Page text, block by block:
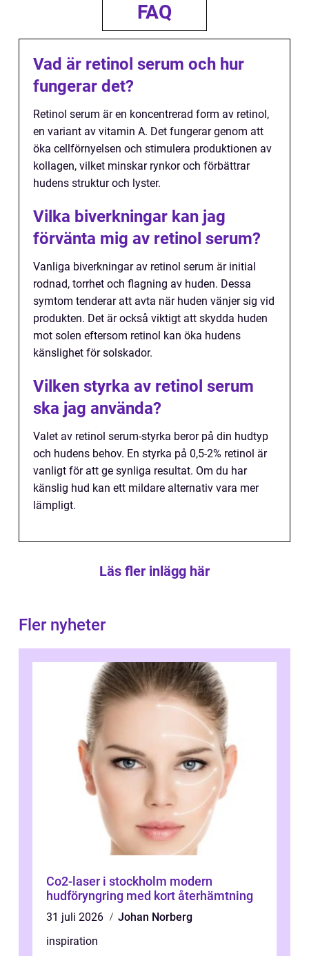
FAQ
Vad är retinol serum och hur
fungerar det?
Retinol serum är en koncentrerad form av retinol,
en variant av vitamin A. Det fungerar genom att
öka cellförnyelsen och stimulera produktionen av
kollagen, vilket minskar rynkor och förbättrar
hudens struktur och lyster.
Vilka biverkningar kan jag
förvänta mig av retinol serum?
Vanliga biverkningar av retinol serum är initial
rodnad, torrhet och flagning av huden. Dessa
symtom tenderar att avta när huden vänjer sig vid
produkten. Det är också viktigt att skydda huden
mot solen eftersom retinol kan öka hudens
känslighet för solskador.
Vilken styrka av retinol serum
ska jag använda?
Valet av retinol serum-styrka beror på din hudtyp
och hudens behov. En styrka på 0,5-2% retinol är
vanligt för att ge synliga resultat. Om du har
känslig hud kan ett mildare alternativ vara mer
lämpligt.
Läs fler inlägg här
Fler nyheter
Co2-laser i stockholm modern
hudföryngring med kort återhämtning
31 juli 2026
Johan Norberg
inspiration